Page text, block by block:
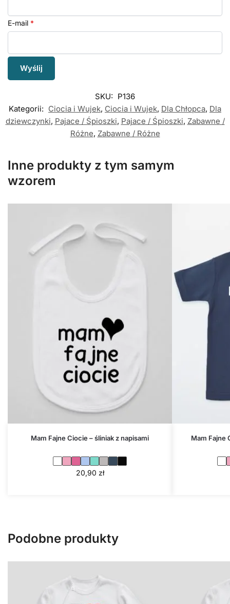
E-mail *
SKU: P136
Kategorii: Ciocia i Wujek, Ciocia i Wujek, Dla Chłopca, Dla
dziewczynki, Pajace / Śpioszki, Pajace / Śpioszki, Zabawne /
Różne, Zabawne / Różne
Inne produkty z tym samym
wzorem
Mam Fajne Ciocie – śliniak z napisami
20,90 zł
Mam Fajne
Podobne produkty